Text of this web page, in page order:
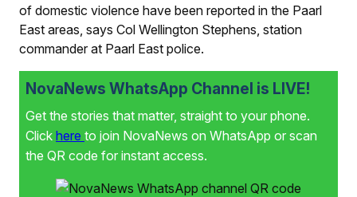
of domestic violence have been reported in the Paarl
East areas, says Col Wellington Stephens, station
commander at Paarl East police.
NovaNews WhatsApp Channel is LIVE!
Get the stories that matter, straight to your phone.
Click here to join NovaNews on WhatsApp or scan
the QR code for instant access.